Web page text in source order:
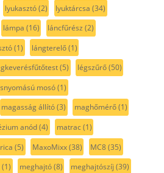
lyukasztó(2) lyuktárcsa (34)
lámpa (16) láncfűrész (2)
(1) lángterelő(1)
(5) légszűrő(50)
mosó(1)
magasság állító(3) maghőmérő(1)
anód(4) matrac(1)
(5) MaxoMixx(38) MC8(35)
(1) meghajtó(8) meghajtószíj (39)